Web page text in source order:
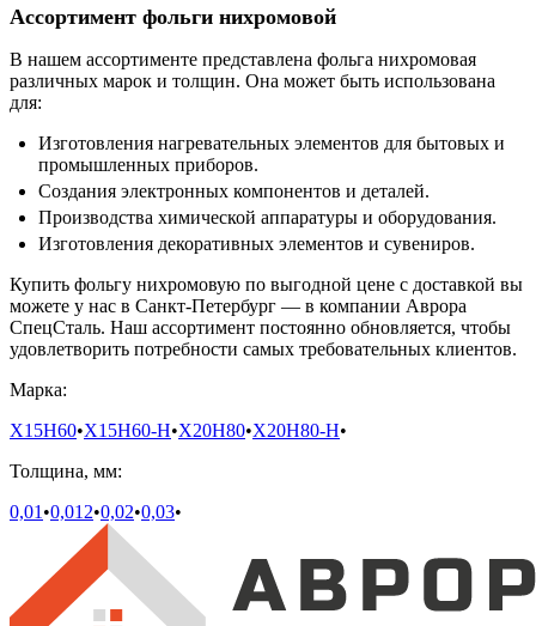
Ассортимент фольги нихромовой
В нашем ассортименте представлена фольга нихромовая
различных марок и толщин. Она может быть использована
для:
Изготовления нагревательных элементов для бытовых и
промышленных приборов.
Создания электронных компонентов и деталей.
Производства химической аппаратуры и оборудования.
Изготовления декоративных элементов и сувениров.
Купить фольгу нихромовую по выгодной цене с доставкой вы
можете у нас в Санкт-Петербург — в компании Аврора
СпецСталь. Наш ассортимент постоянно обновляется, чтобы
удовлетворить потребности самых требовательных клиентов.
Марка:
Х15Н60•Х15Н60-Н•Х20Н80•Х20Н80-Н•
Толщина, мм:
0,01•0,012•0,02•0,03•